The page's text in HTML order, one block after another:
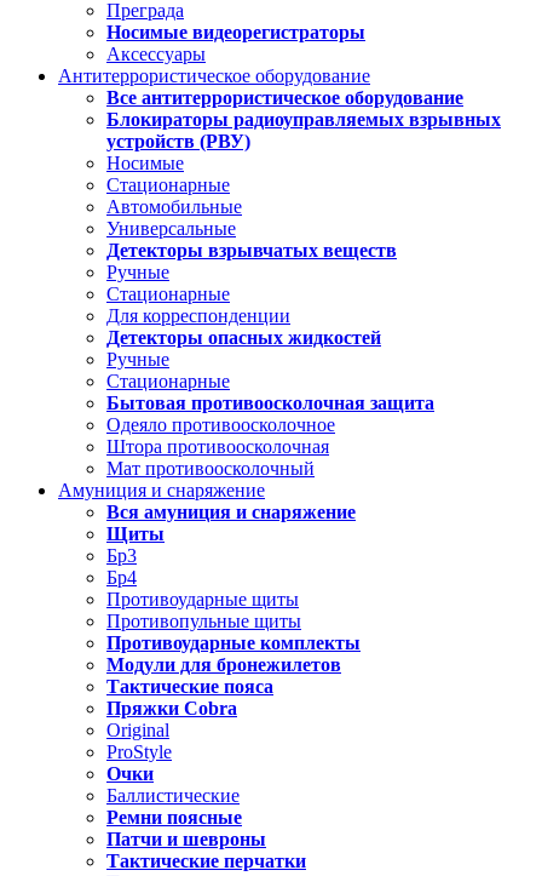
Преграда
Носимые видеорегистраторы
Аксессуары
Антитеррористическое оборудование
Все антитеррористическое оборудование
Блокираторы радиоуправляемых взрывных
устройств (РВУ)
Носимые
Стационарные
Автомобильные
Универсальные
Детекторы взрывчатых веществ
Ручные
Стационарные
Для корреспонденции
Детекторы опасных жидкостей
Ручные
Стационарные
Бытовая противоосколочная защита
Одеяло противоосколочное
Штора противоосколочная
Мат противоосколочный
Амуниция и снаряжение
Вся амуниция и снаряжение
Щиты
Бр3
Бр4
Противоударные щиты
Противопульные щиты
Противоударные комплекты
Модули для бронежилетов
Тактические пояса
Пряжки Cobra
Original
ProStyle
Очки
Баллистические
Ремни поясные
Патчи и шевроны
Тактические перчатки